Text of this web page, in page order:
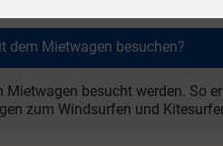
dem Mietwagen besuchen?
besucht werden. So
zum Windsurfen und